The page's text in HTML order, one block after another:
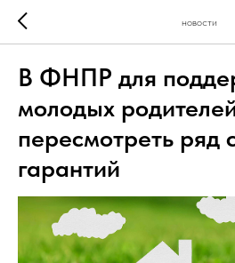
новости
В ФНПР для
молодых
пересмотреть ряд
гарантий